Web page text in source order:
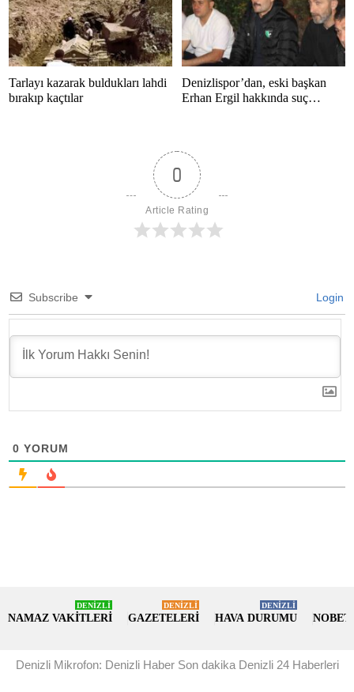
Tarlayı kazarak buldukları lahdi
bırakıp kaçtılar
Denizlispor’dan, eski başkan
Erhan Ergil hakkında suç
0
Article Rating
Subscribe Login
0 YORUM
NAMAZ VAKİTLERİ
DENİZLİ
GAZETELERİ
DENİZLİ
HAVA DURUMU
DENİZLİ
Denizli Mikrofon: Denizli Haber Son dakika Denizli 24 Haberleri